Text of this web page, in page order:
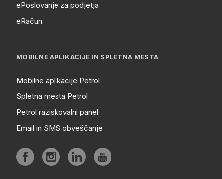
ePoslovanje za podjetja
eRačun
MOBILNE APLIKACIJE IN SPLETNA MESTA
Mobilne aplikacije Petrol
Spletna mesta Petrol
Petrol raziskovalni panel
Email in SMS obveščanje